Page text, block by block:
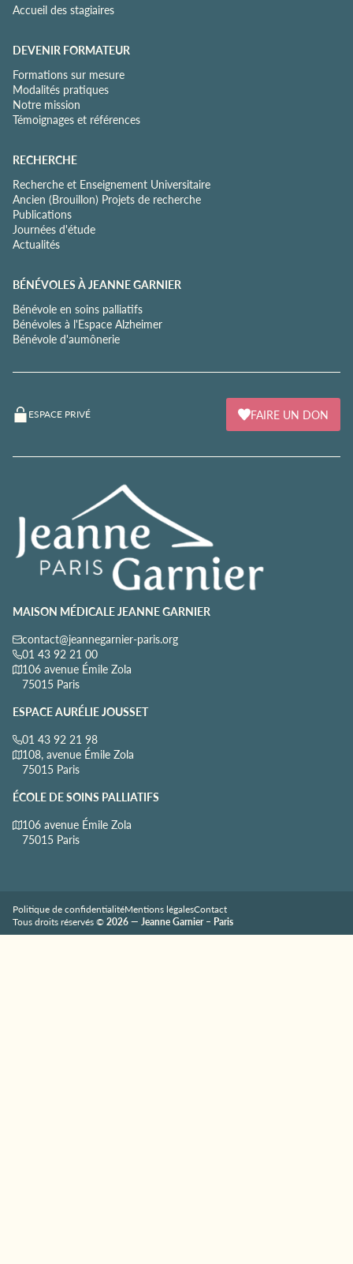
Accueil des stagiaires
DEVENIR FORMATEUR
Formations sur mesure
Modalités pratiques
Notre mission
Témoignages et références
RECHERCHE
Recherche et Enseignement Universitaire
Ancien (Brouillon) Projets de recherche
Publications
Journées d'étude
Actualités
BÉNÉVOLES À JEANNE GARNIER
Bénévole en soins palliatifs
Bénévoles à l'Espace Alzheimer
Bénévole d'aumônerie
ESPACE PRIVÉ FAIRE UN DON
MAISON MÉDICALE JEANNE GARNIER
contact@jeannegarnier-paris.org
01 43 92 21 00
106 avenue Émile Zola
75015 Paris
ESPACE AURÉLIE JOUSSET
01 43 92 21 98
108, avenue Émile Zola
75015 Paris
ÉCOLE DE SOINS PALLIATIFS
106 avenue Émile Zola
75015 Paris
Politique de confidentialitéMentions légalesContact
Tous droits réservés ©2026 — Jeanne Garnier – Paris